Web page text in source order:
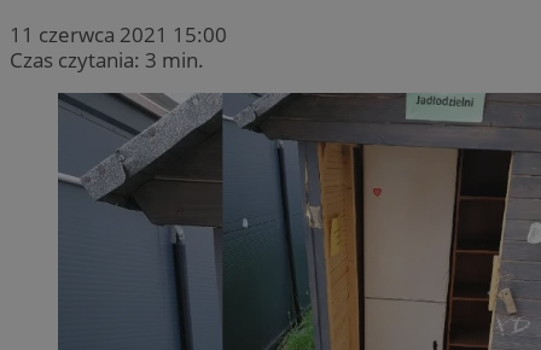
11 czerwca 2021 15:00
Czas czytania: 3 min.